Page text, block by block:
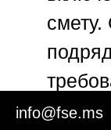
смету.
info@fse.ms